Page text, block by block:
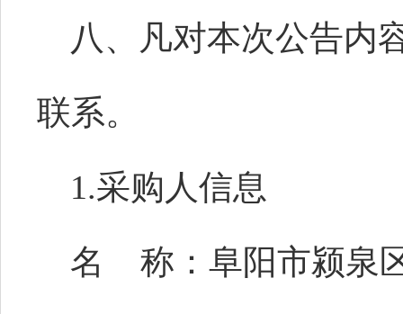
八、凡对本次公告内
联系。
1.采购人信息
名
称：阜阳市颍泉